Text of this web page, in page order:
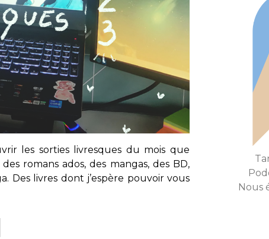
les sorties livresques du mois que
romans ados, des mangas, des BD,
Des livres dont j’espère pouvoir vous
Nous